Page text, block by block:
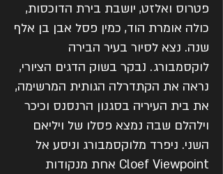
פטרוס ואלזט, יושבת בירת הדוכסות,
כולה אומרת הוד, כמין פסל אבן בן אלף
שנה. נצא לסיור בעיר הבירה
לוקסמבורג. נבקר בשוק הדגים הציורי,
נראה את הקתדרלה הגותית המרשימה,
את בית העיריה בסגנון הרנסנס וכיכר
וילהלם שבה נמצא פסלו של ויליאם
השני. ניפרד מלוקסמבורג וניסע אל
Cloef Viewpoint אחת מנקודות